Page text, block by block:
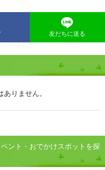
友だちに送る
りません。
ント・おでかけスポットを探